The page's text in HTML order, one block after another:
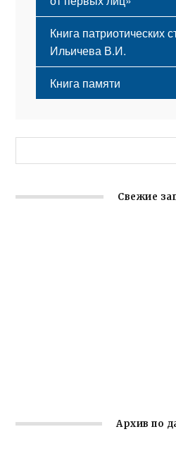
Книга патриотических
Ильичева В.И.
Книга памяти
Свежие
Архив по